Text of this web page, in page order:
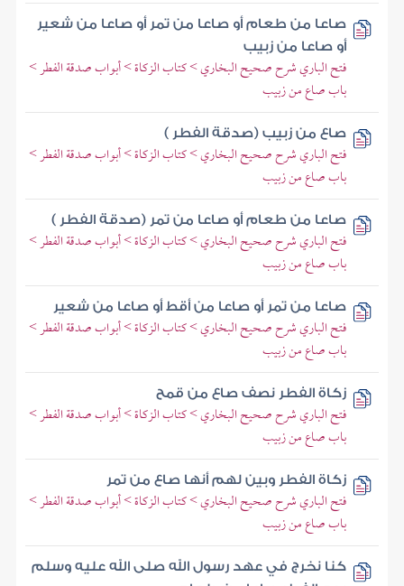
صاعا من طعام أو صاعا من تمر أو صاعا من شعير
أو صاعا من زبيب
فتح الباري شرح صحيح البخاري > كتاب الزكاة > أبواب صدقة الفطر >
باب صاع من زبيب
صاع من زبيب (صدقة الفطر )
فتح الباري شرح صحيح البخاري > كتاب الزكاة > أبواب صدقة الفطر >
باب صاع من زبيب
صاعا من طعام أو صاعا من تمر (صدقة الفطر )
فتح الباري شرح صحيح البخاري > كتاب الزكاة > أبواب صدقة الفطر >
باب صاع من زبيب
صاعا من تمر أو صاعا من أقط أو صاعا من شعير
فتح الباري شرح صحيح البخاري > كتاب الزكاة > أبواب صدقة الفطر >
باب صاع من زبيب
زكاة الفطر نصف صاع من قمح
فتح الباري شرح صحيح البخاري > كتاب الزكاة > أبواب صدقة الفطر >
باب صاع من زبيب
زكاة الفطر وبين لهم أنها صاع من تمر
فتح الباري شرح صحيح البخاري > كتاب الزكاة > أبواب صدقة الفطر >
باب صاع من زبيب
كنا نخرج في عهد رسول الله صلى الله عليه وسلم